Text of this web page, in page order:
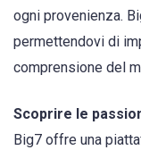
ogni provenienza.
permettendovi di
comprensione del
Scoprire le
Big7 offre una